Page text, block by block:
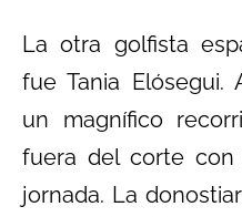
La otra golfista
fue Tania Elósegui.
un magnífico
fuera del corte
jornada. La